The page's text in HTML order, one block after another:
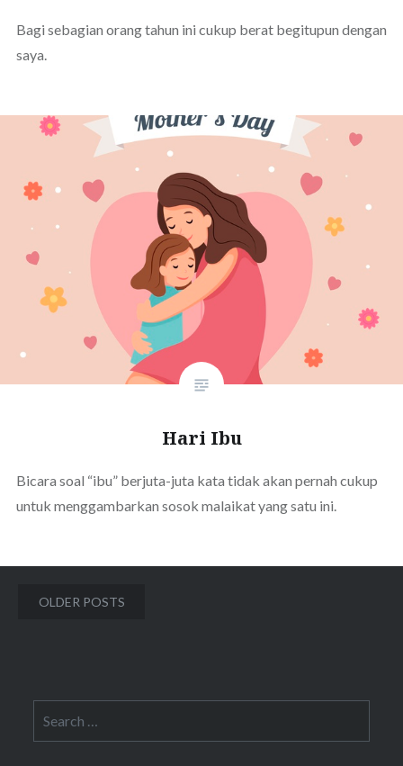
Bagi sebagian orang tahun ini cukup berat begitupun dengan
saya.
Hari Ibu
Bicara soal “ibu” berjuta-juta kata tidak akan pernah cukup
untuk menggambarkan sosok malaikat yang satu ini.
Posts
OLDER POSTS
for: